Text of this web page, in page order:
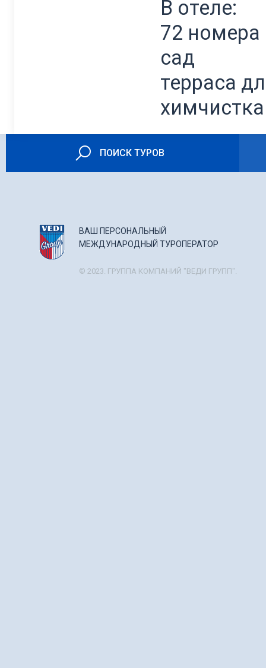
В отеле:
72 номера
сад
терраса
ПОИСК ТУРОВ
ВАШ ПЕРСОНАЛЬНЫЙ
МЕЖДУНАРОДНЫЙ ТУРОПЕРАТОР
© 2023. ГРУППА КОМПАНИЙ "ВЕДИ ГРУПП".